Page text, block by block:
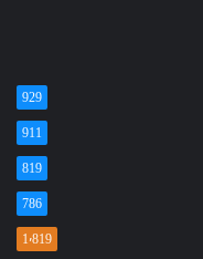
929
911
819
786
1٬819